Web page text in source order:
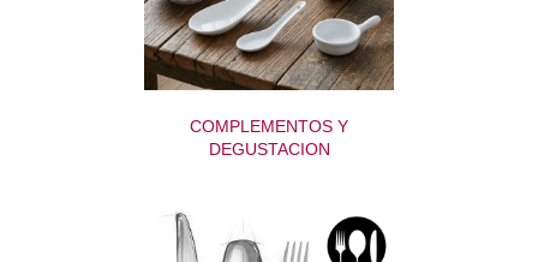
COMPLEMENTOS Y
DEGUSTACION